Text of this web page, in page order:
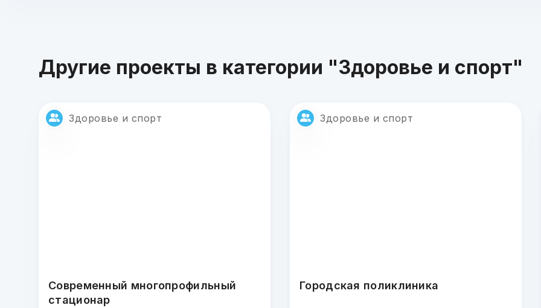
Другие проекты в категории "Здоровье и спорт"
Здоровье и спорт
Современный многопрофильный
стационар
Здоровье и спорт
Городская поликлиника